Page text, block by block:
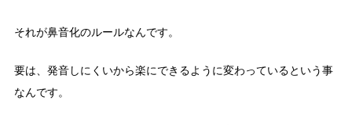
それが鼻音化のルールなんです。
要は、発音しにくいから楽にできるように変わっているという事
なんです。